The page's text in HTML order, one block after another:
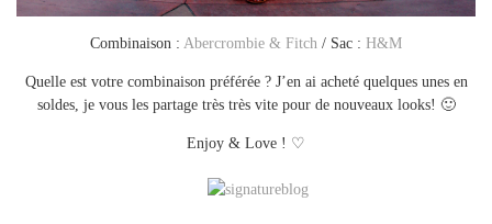
Combinaison : Abercrombie & Fitch / Sac : H&M
Quelle est votre combinaison préférée ? J’en ai acheté quelques unes en
soldes, je vous les partage très très vite pour de nouveaux looks! 🙂
Enjoy & Love ! ♡